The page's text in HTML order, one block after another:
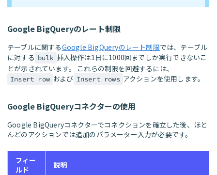
Google BigQueryのレート制限
テーブルに関するGoogle BigQueryのレート制限では、テーブル
に対する bulk 挿入操作は1日に1000回までしか実行できないこ
とが示されています。 これらの制限を回避するには、
Insert row および Insert rows アクションを使用します。
Google BigQueryコネクターの使用
Google BigQueryコネクターでコネクションを確立した後、ほと
んどのアクションでは追加のパラメーター入力が必要です。
フィー
ルド
説明